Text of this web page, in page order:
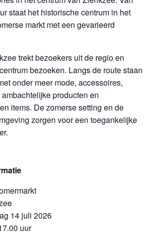
staat het historische centrum in het
markt met een gevarieerd
trekt bezoekers uit de regio en
bezoeken. Langs de route staan
onder meer mode, accessoires,
producten en
items. De zomerse setting en de
zorgen voor een toegankelijke
14 juli 2026
uur